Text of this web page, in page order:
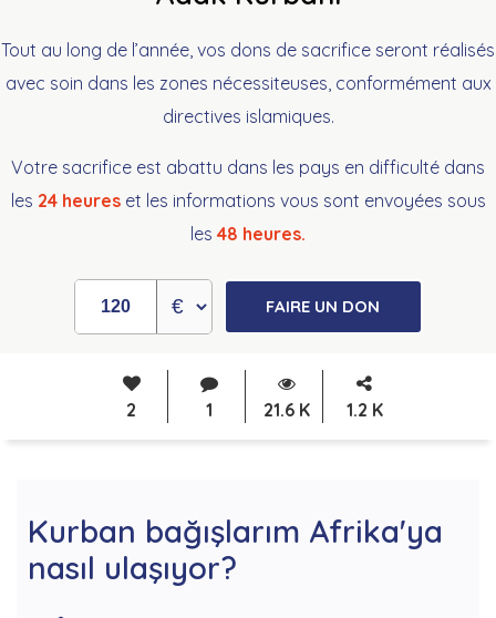
Tout au long de l’année, vos dons de sacrifice seront réalisés
avec soin dans les zones nécessiteuses, conformément aux
directives islamiques.
Votre sacrifice est abattu dans les pays en difficulté dans
les 24 heureset les informations vous sont envoyées sous
les 48 heures.
FAIRE UN DON
2 1 21.6 K 1.2 K
Kurban bağışlarım Afrika'ya
nasıl ulaşıyor?